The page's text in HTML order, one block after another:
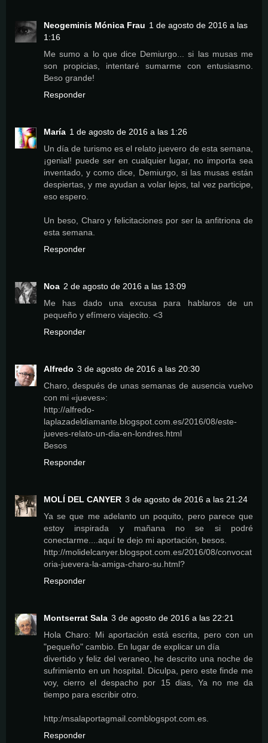
Neogeminis Mónica Frau 1 de agosto de 2016 a las
1:16
Me sumo a lo que dice Demiurgo... si las musas me
son propicias, intentaré sumarme con entusiasmo.
Beso grande!
Responder
María 1 de agosto de 2016 a las 1:26
Un día de turismo es el relato juevero de esta semana,
¡genial! puede ser en cualquier lugar, no importa sea
inventado, y como dice, Demiurgo, si las musas están
despiertas, y me ayudan a volar lejos, tal vez participe,
eso espero.
Un beso, Charo y felicitaciones por ser la anfitriona de
esta semana.
Responder
Noa 2 de agosto de 2016 a las 13:09
Me has dado una excusa para hablaros de un
pequeño y efímero viajecito. <3
Responder
Alfredo 3 de agosto de 2016 a las 20:30
Charo, después de unas semanas de ausencia vuelvo
con mi «jueves»:
http://alfredo-
laplazadeldiamante.blogspot.com.es/2016/08/este-
jueves-relato-un-dia-en-londres.html
Besos
Responder
MOLÍ DEL CANYER 3 de agosto de 2016 a las 21:24
Ya se que me adelanto un poquito, pero parece que
estoy inspirada y mañana no se si podré
conectarme....aquí te dejo mi aportación, besos.
http://molidelcanyer.blogspot.com.es/2016/08/convocat
oria-juevera-la-amiga-charo-su.html?
Responder
Montserrat Sala 3 de agosto de 2016 a las 22:21
Hola Charo: Mi aportación está escrita, pero con un
"pequeño" cambio. En lugar de explicar un día
divertido y feliz del veraneo, he descrito una noche de
sufrimiento en un hospital. Diculpa, pero este finde me
voy, cierro el despacho por 15 dias, Ya no me da
tiempo para escribir otro.
http:/msalaportagmail.comblogspot.com.es.
Responder